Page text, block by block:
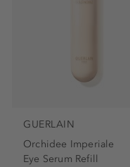
GUERLAIN
Orchidee Imperiale
Eye Serum Refill